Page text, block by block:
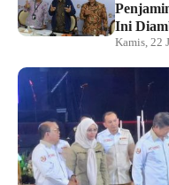
Ini
Kamis, 22